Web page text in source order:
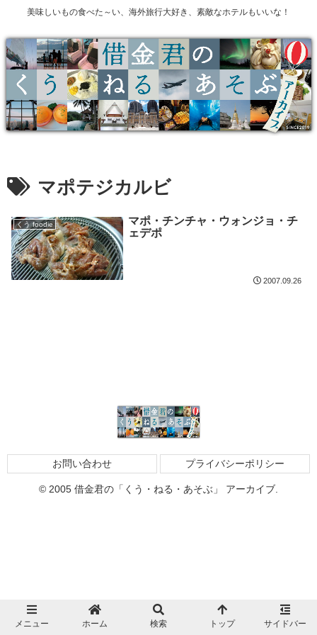
美味しいもの食べた～い、海外旅行大好き、素敵なホテルもいいな！
マポテジカルビ
くう foodie
マポ・チンチャ・ウォンジョ・チ
ェデポ
2007.09.26
お問い合わせ プライバシーポリシー
© 2005 借金君の「くう・ねる・あそぶ」 アーカイブ.
メニュー ホーム 検索 トップ サイドバー